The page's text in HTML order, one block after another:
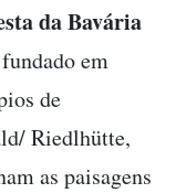
da Bavária
em
de
Riedlhütte,
as paisagens